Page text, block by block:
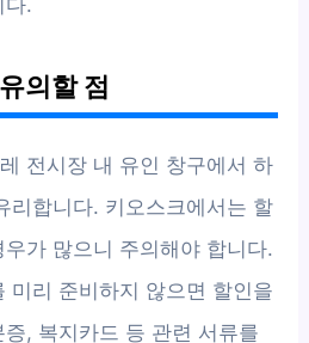
다.
의할 점
전시장 내 유인 창구에서 하
리합니다. 키오스크에서는 할
가 많으니 주의해야 합니다.
미리 준비하지 않으면 할인을
, 복지카드 등 관련 서류를